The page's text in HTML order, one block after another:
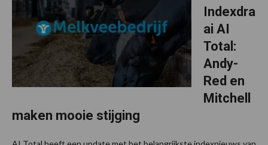
Indexdra
ai AI
Total:
Andy-
Red en
Mitchell
maken mooie stijging